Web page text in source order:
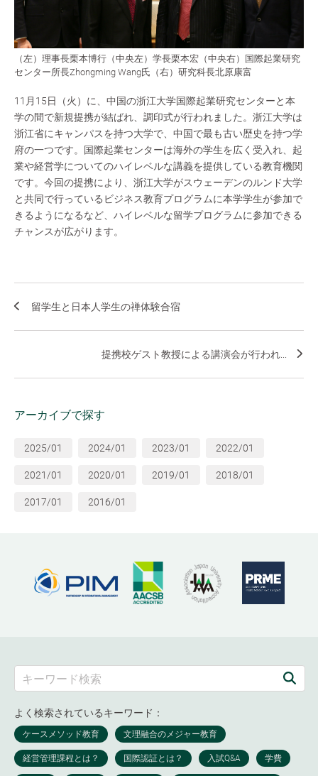
（左）理事長栗本博行（中央左）学長栗本宏（中央右）国際起業研究
センター所長Zhongming Wang氏（右）研究科長北原康富
11月15日（火）に、中国の浙江大学国際起業研究センターと本
学の間で新規提携が結ばれ、調印式が行われました。浙江大学は
浙江省にキャンパスを持つ大学で、中国で最も古い歴史を持つ学
府の一つです。国際起業センターは海外の学生を広く受入れ、起
業や経営学についてのハイレベルな講義を提供している教育機関
です。今回の提携により、浙江大学がスウェーデンのルンド大学
と共同で行っているビジネス教育プログラムに本学学生が参加で
きるようになるなど、ハイレベルな留学プログラムに参加できる
チャンスが広がります。
留学生と日本人学生の禅体験合宿
提携校ゲスト教授による講演会が行われ...
アーカイブで探す
2025/01 2024/01 2023/01 2022/01
2021/01 2020/01 2019/01 2018/01
2017/01 2016/01
よく検索されているキーワード：